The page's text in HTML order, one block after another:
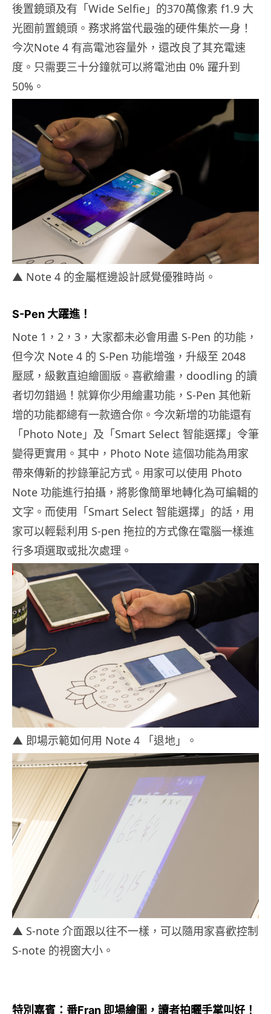
後置鏡頭及有「Wide Selfie」的370萬像素 f1.9 大
光圈前置鏡頭。務求將當代最強的硬件集於一身！
今次Note 4 有高電池容量外，還改良了其充電速
度。只需要三十分鐘就可以將電池由 0% 躍升到
50%。
▲ Note 4 的金屬框邊設計感覺優雅時尚。
S-Pen 大躍進！
Note 1，2，3，大家都未必會用盡 S-Pen 的功能，
但今次 Note 4 的 S-Pen 功能增強，升級至 2048
壓感，級數直迫繪圖版。喜歡繪畫，doodling 的讀
者切勿錯過！就算你少用繪畫功能，S-Pen 其他新
增的功能都總有一款適合你。今次新增的功能還有
「Photo Note」及「Smart Select 智能選擇」令筆
變得更實用。其中，Photo Note 這個功能為用家
帶來傳新的抄錄筆記方式。用家可以使用 Photo
Note 功能進行拍攝，將影像簡單地轉化為可編輯的
文字。而使用「Smart Select 智能選擇」的話，用
家可以輕鬆利用 S-pen 拖拉的方式像在電腦一樣進
行多項選取或批次處理。
▲ 即場示範如何用 Note 4 「退地」。
▲ S-note 介面跟以往不一樣，可以隨用家喜歡控制
S-note 的視窗大小。
特別嘉賓：番Fran 即場繪圖，讀者拍曬手掌叫好！